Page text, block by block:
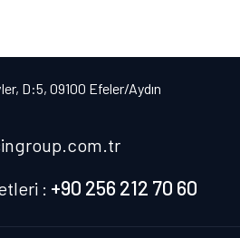
D:5, 09100 Efeler/Aydın
: +90 256 212 70 60